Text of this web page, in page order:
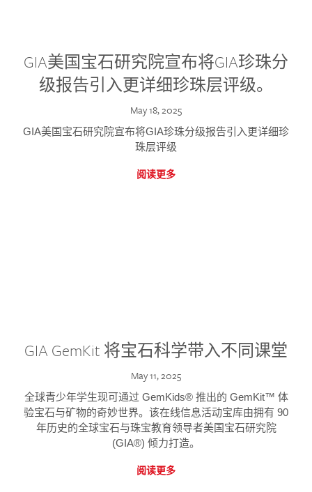
GIA美国宝石研究院宣布将GIA珍珠分
级报告引入更详细珍珠层评级。
May 18, 2025
GIA美国宝石研究院宣布将GIA珍珠分级报告引入更详细珍
珠层评级
阅读更多
GIA GemKit 将宝石科学带入不同课堂
May 11, 2025
全球青少年学生现可通过 GemKids® 推出的 GemKit™ 体
验宝石与矿物的奇妙世界。该在线信息活动宝库由拥有 90
年历史的全球宝石与珠宝教育领导者美国宝石研究院
(GIA®) 倾力打造。
阅读更多